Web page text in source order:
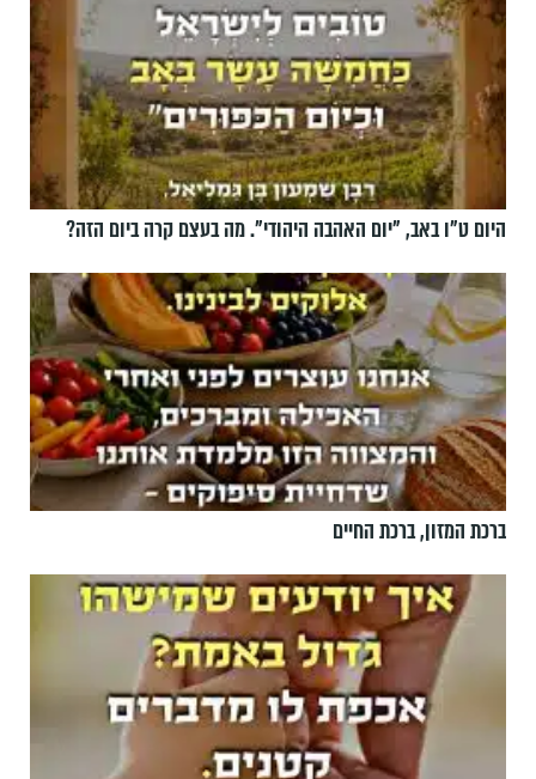
היום ט"ו באב, ”יום האהבה היהודי". מה בעצם קרה ביום הזה?
ברכת המזון, ברכת החיים